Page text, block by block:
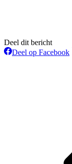
Deel dit bericht
Deel op Facebook